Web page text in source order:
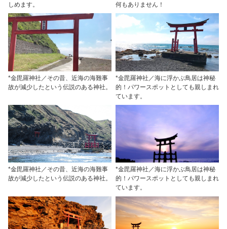
しめます。
何もありません！
*金毘羅神社／その昔、近海の海難事
故が減少したという伝説のある神社。
*金毘羅神社／海に浮かぶ鳥居は神秘
的！パワースポットとしても親しまれ
ています。
*金毘羅神社／その昔、近海の海難事
故が減少したという伝説のある神社。
*金毘羅神社／海に浮かぶ鳥居は神秘
的！パワースポットとしても親しまれ
ています。